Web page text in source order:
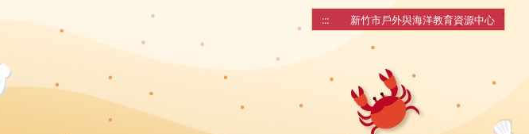
::: 新竹市戶外與海洋教育資源中心